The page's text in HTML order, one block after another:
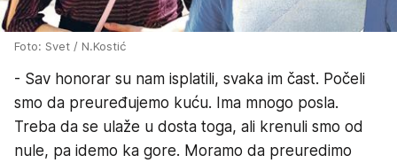
Foto: Svet / N.Kostić
- Sav honorar su nam isplatili, svaka im čast. Počeli
smo da preuređujemo kuću. Ima mnogo posla.
Treba da se ulaže u dosta toga, ali krenuli smo od
nule, pa idemo ka gore. Moramo da preuredimo